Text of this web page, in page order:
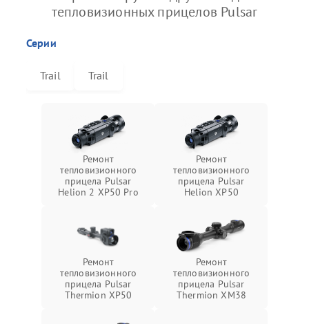
тепловизионных прицелов Pulsar
Серии
Trail Trail
Ремонт
тепловизионного
прицела Pulsar
Helion 2 XP50 Pro
Ремонт
тепловизионного
прицела Pulsar
Helion XP50
Ремонт
тепловизионного
прицела Pulsar
Thermion XP50
Ремонт
тепловизионного
прицела Pulsar
Thermion XM38